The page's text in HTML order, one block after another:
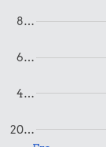
0,19 kr.
20…
4…
6…
8…